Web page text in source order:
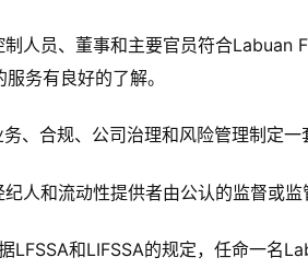
制人员、董事和主要官员符合Labuan
务有良好的了解。
务、合规、公司治理和风险管理制定
纪人和流动性提供者由公认的监督或
据LFSSA和LIFSSA的规定，任命一名